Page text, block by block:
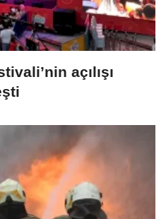
açılışı